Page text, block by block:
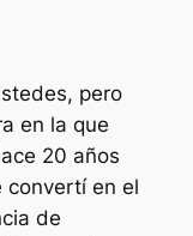
pero
en la que
20 años
convertí en el
de